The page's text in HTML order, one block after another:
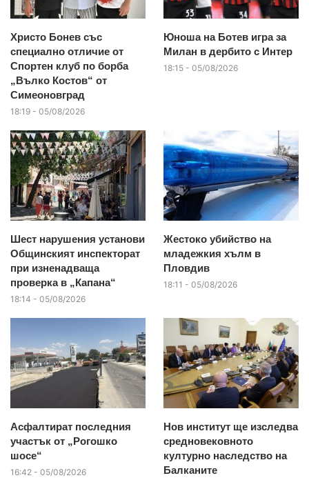
Христо Бонев със
специално отличие от
Спортен клуб по борба
„Вълко Костов“ от
Симеоновград
18:19 - 05/08/2026
Юноша на Ботев игра за
Милан в дербито с Интер
18:15 - 05/08/2026
Шест нарушения установи
Общинският инспекторат
при изненадваща
проверка в „Капана“
18:14 - 05/08/2026
Жестоко убийство на
младежкия хълм в
Пловдив
18:11 - 05/08/2026
Асфалтират последния
участък от „Рогошко
шосе“
16:42 - 05/08/2026
Нов институт ще изследва
средновековното
културно наследство на
Балканите